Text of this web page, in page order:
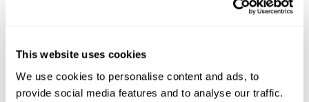
This website uses cookies
We use cookies to personalise content and ads, to
provide social media features and to analyse our traffic.
L’automatisation est rapidement devenue un
les tâches manuelles.
Pourquoi Qargo